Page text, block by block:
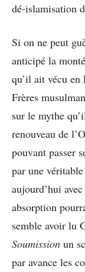
dé-islamisation
Si on ne peut
anticipé la
qu’il ait vécu en
Frères
sur le mythe
renouveau de
pouvant passer
par une
aujourd’hui
absorption
semble avoir lu
Soumission un
par avance les